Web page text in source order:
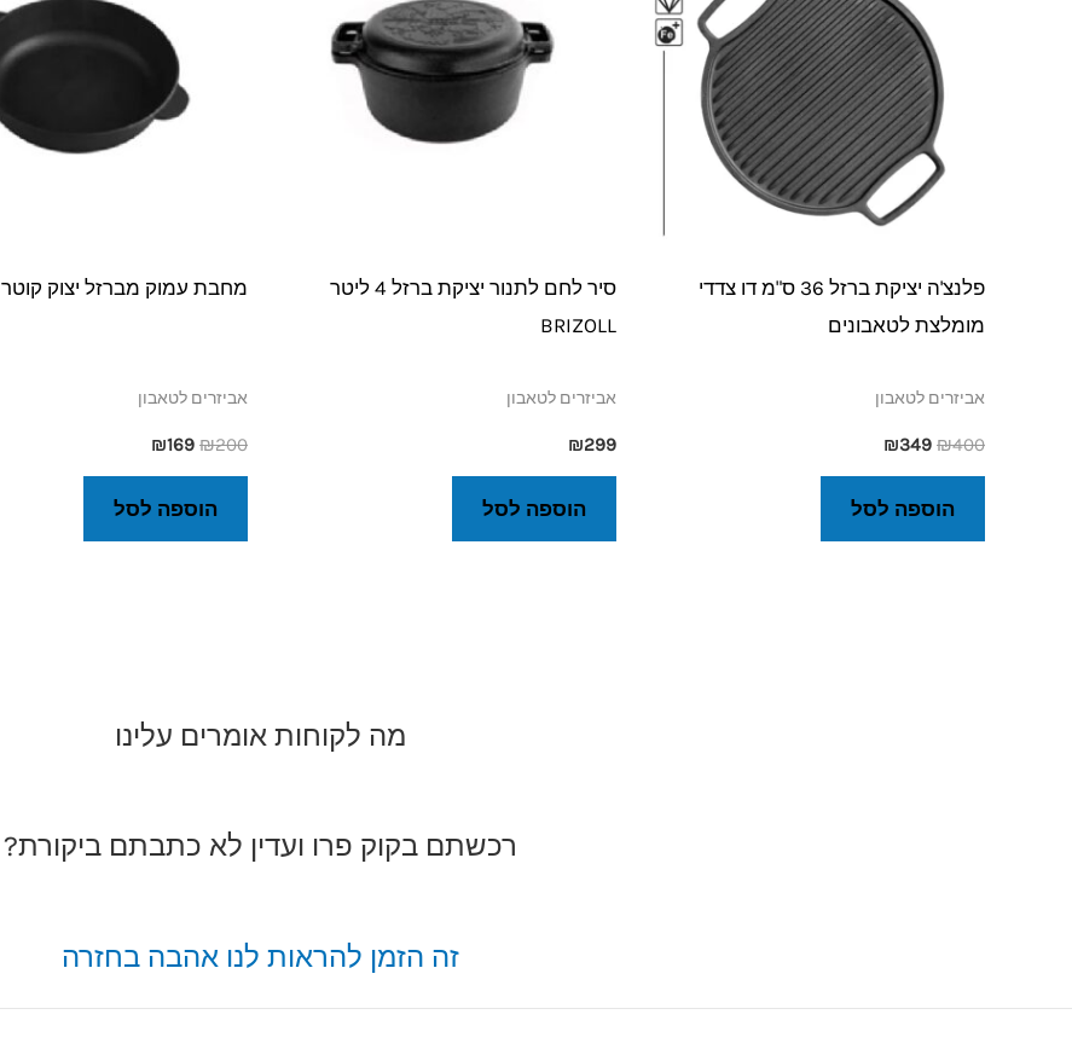
פלנצ'ה יציקת ברזל 36 ס"מ דו צדדי
מומלצת לטאבונים
אביזרים לטאבון
₪400
₪349
הוספה לסל
סיר לחם לתנור יציקת ברזל 4 ליטר
BRIZOLL
אביזרים לטאבון
₪299
הוספה לסל
מחבת עמוק מברזל יצוק קוטר 28 ס"מ
אביזרים לטאבון
₪200
₪169
הוספה לסל
מה לקוחות אומרים עלינו
רכשתם בקוק פרו ועדין לא כתבתם ביקורת?
זה הזמן להראות לנו אהבה בחזרה